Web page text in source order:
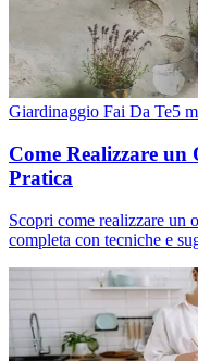
Giardinaggio Fai Da Te5
Come Realizzare
Pratica
Scopri come realizzare un
completa con tecniche e